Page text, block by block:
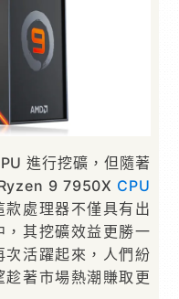
進行挖礦，但隨著
9 7950X CPU
處理器不僅具有出
其挖礦效益更勝一
活躍起來，人們紛
著市場熱潮賺取更